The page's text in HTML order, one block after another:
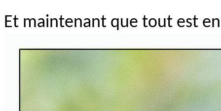
Et maintenant que tout est